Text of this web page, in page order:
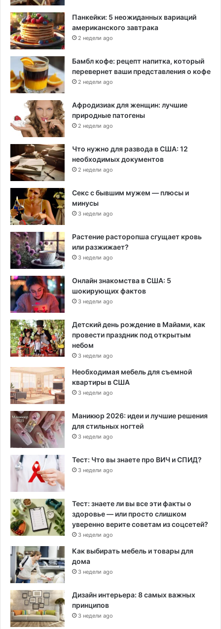
Панкейки: 5 неожиданных вариаций
американского завтрака
2 недели ago
Бамбл кофе: рецепт напитка, который
перевернет ваши представления о кофе
2 недели ago
Афродизиак для женщин: лучшие
природные патогены
2 недели ago
Что нужно для развода в США: 12
необходимых документов
2 недели ago
Секс с бывшим мужем — плюсы и
минусы
3 недели ago
Растение расторопша сгущает кровь
или разжижает?
3 недели ago
Онлайн знакомства в США: 5
шокирующих фактов
3 недели ago
Детский день рождение в Майами, как
провести праздник под открытым
небом
3 недели ago
Необходимая мебель для съемной
квартиры в США
3 недели ago
Маникюр 2026: идеи и лучшие решения
для стильных ногтей
3 недели ago
Тест: Что вы знаете про ВИЧ и СПИД?
3 недели ago
Тест: знаете ли вы все эти факты о
здоровье — или просто слишком
уверенно верите советам из соцсетей?
3 недели ago
Как выбирать мебель и товары для
дома
3 недели ago
Дизайн интерьера: 8 самых важных
принципов
3 недели ago